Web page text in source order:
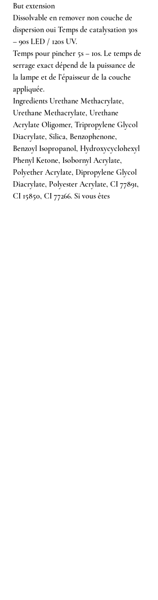
But extension
Dissolvable en remover non couche de
dispersion oui Temps de catalysation 30s
– 90s LED / 120s UV.
Temps pour pincher 5s – 10s. Le temps de
serrage exact dépend de la puissance de
la lampe et de l’épaisseur de la couche
appliquée.
Ingredients Urethane Methacrylate,
Urethane Methacrylate, Urethane
Acrylate Oligomer, Tripropylene Glycol
Diacrylate, Silica, Benzophenone,
Benzoyl Isopropanol, Hydroxycyclohexyl
Phenyl Ketone, Isobornyl Acrylate,
Polyether Acrylate, Dipropylene Glycol
Diacrylate, Polyester Acrylate, CI 77891,
CI 15850, CI 77266. Si vous êtes